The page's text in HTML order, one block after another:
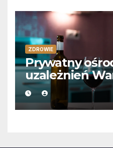
ZDROWIE
Prywatny
uzależnień